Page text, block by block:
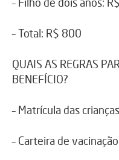
– Total: R$ 800
QUAIS AS REGRAS
BENEFÍCIO?
– Matrícula das
– Carteira de